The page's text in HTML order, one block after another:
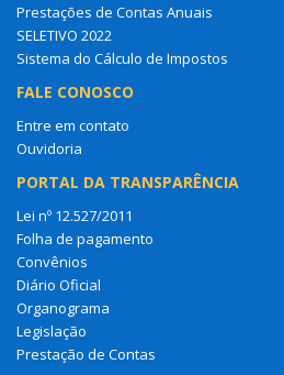
Prestações de Contas Anuais
SELETIVO 2022
Sistema do Cálculo de Impostos
FALE CONOSCO
Entre em contato
Ouvidoria
PORTAL DA TRANSPARÊNCIA
Lei nº 12.527/2011
Folha de pagamento
Convênios
Diário Oficial
Organograma
Legislação
Prestação de Contas